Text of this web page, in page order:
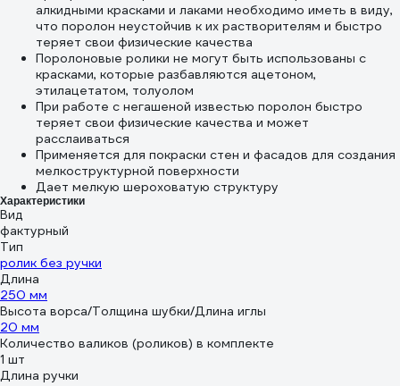
алкидными красками и лаками необходимо иметь в виду,
что поролон неустойчив к их растворителям и быстро
теряет свои физические качества
Поролоновые ролики не могут быть использованы с
красками, которые разбавляются ацетоном,
этилацетатом, толуолом
При работе с негашеной известью поролон быстро
теряет свои физические качества и может
расслаиваться
Применяется для покраски стен и фасадов для создания
мелкоструктурной поверхности
Дает мелкую шероховатую структуру
Характеристики
Вид
фактурный
Тип
ролик без ручки
Длина
250 мм
Высота ворса/Толщина шубки/Длина иглы
20 мм
Количество валиков (роликов) в комплекте
1 шт
Длина ручки